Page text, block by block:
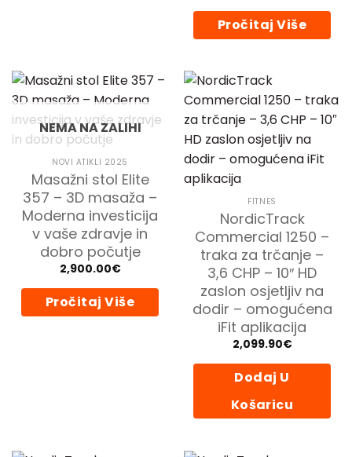
Pročitaj Više
NEMA NA ZALIHI
NOVI ATIKLI 2025
Masažni stol Elite
357 – 3D masaža –
Moderna investicija
v vaše zdravje in
dobro počutje
2,900.00€
Pročitaj Više
FITNES
NordicTrack
Commercial 1250 –
traka za trčanje –
3,6 CHP – 10″ HD
zaslon osjetljiv na
dodir – omogućena
iFit aplikacija
2,099.90€
Dodaj U
Košaricu